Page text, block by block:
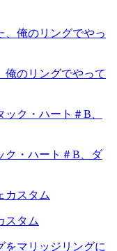
俺のリングでやって
ク・ハート＃B、ダ
スタム